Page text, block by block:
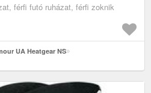
férfi futó ruházat, férfi zoknik
UA Heatgear NS